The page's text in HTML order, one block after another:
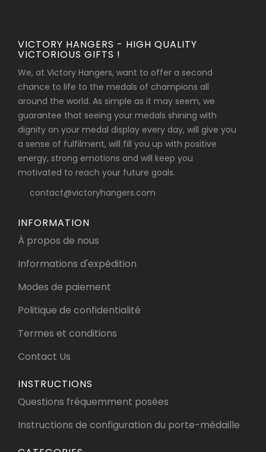
VICTORY HANGERS - HIGH QUALITY
VICTORIOUS GIFTS !
We, at Victory Hangers, want to offer a second
chance to life to the medals of champions all
around the world. As simple as it may seem, we
guarantee that seeing your medals shining with
dignity on your medal display every day, will give you
a sense of fulfilment, will fill you up with positive
energy, strong emotions and will keep you
motivated to reach your future goals.
contact@victoryhangers.com
INFORMATION
À propos de nous
Informations d'expédition
Modes de paiement
Politique de confidentialité
Termes et conditions
Contact Us
INSTRUCTIONS
Questions fréquemment posées
Instructions de configuration du porte-médaille